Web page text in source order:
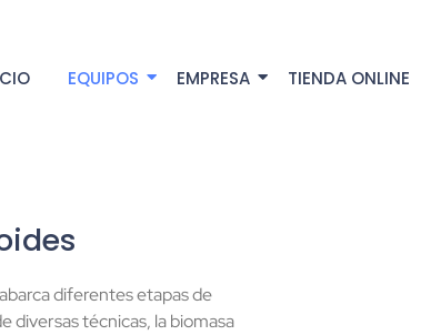
EQUIPOS EMPRESA TIENDA ONLINE
diferentes etapas de
diversas técnicas, la biomasa